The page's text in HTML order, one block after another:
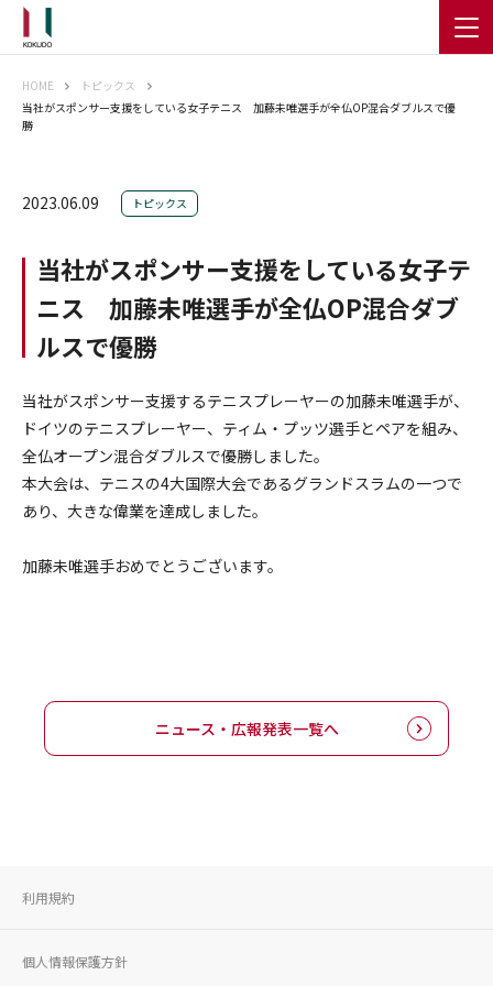
HOME
トピックス
当社がスポンサー支援をしている女子テニス 加藤未唯選手が全仏OP混合ダブルスで優
勝
2023.06.09 トピックス
当社がスポンサー支援をしている女子テ
ニス 加藤未唯選手が全仏OP混合ダブ
ルスで優勝
当社がスポンサー支援するテニスプレーヤーの加藤未唯選手が、
ドイツのテニスプレーヤー、ティム・プッツ選手とペアを組み、
全仏オープン混合ダブルスで優勝しました。
本大会は、テニスの4大国際大会であるグランドスラムの一つで
あり、大きな偉業を達成しました。
加藤未唯選手おめでとうございます。
ニュース・広報発表一覧へ
利用規約
個人情報保護方針